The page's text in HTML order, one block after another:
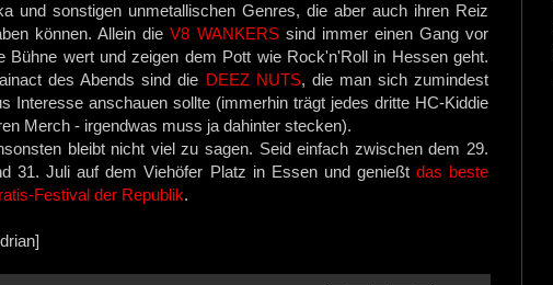
und sonstigen unmetallischen Genres, die aber auch ihren Reiz
können. Allein dieV8 WANKERSsind immer einen Gang vor
Bühne wert und zeigen dem Pott wie Rock'n'Roll in Hessen geht.
des Abends sind die DEEZ NUTS, die man sich zumindest
Interesse anschauen sollte (immerhin trägt jedes dritte HC-Kiddie
Merch - irgendwas muss ja dahinter stecken).
bleibt nicht viel zu sagen. Seid einfach zwischen dem 29.
31. Juli auf dem Viehöfer Platz in Essen und genießt das beste
Festival der Republik.